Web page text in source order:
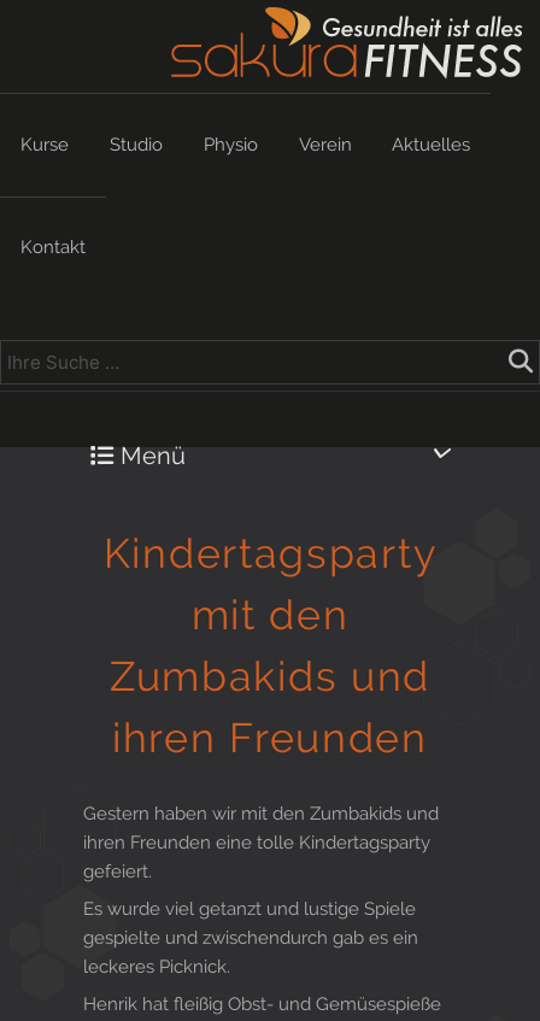
Kurse Studio Physio Verein Aktuelles
Kontakt
Menü
Gesund in Form
Sauna- und Freizeitcenter
Kindertagsparty
mit den
Zumbakids und
ihren Freunden
Gestern haben wir mit den Zumbakids und
ihren Freunden eine tolle Kindertagsparty
gefeiert.
Es wurde viel getanzt und lustige Spiele
gespielte und zwischendurch gab es ein
leckeres Picknick.
Henrik hat fleißig Obst- und Gemüsespieße